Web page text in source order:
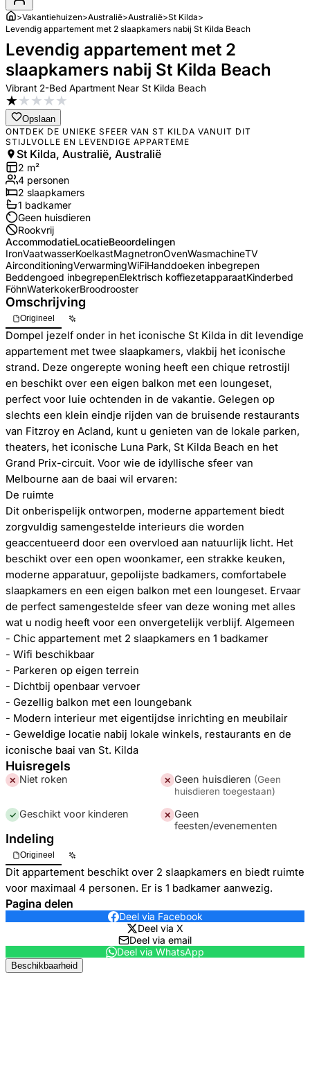
>Vakantiehuizen>Australië>Australië>St Kilda>
Levendig appartement met 2 slaapkamers nabij St Kilda Beach
Levendig appartement met 2
slaapkamers nabij St Kilda Beach
Vibrant 2-Bed Apartment Near St Kilda Beach
★★★★★
Opslaan
ONTDEK DE UNIEKE SFEER VAN ST KILDA VANUIT DIT
STIJLVOLLE EN LEVENDIGE APPARTEME
St Kilda, Australië, Australië
2 m²
4 personen
2 slaapkamers
1 badkamer
Geen huisdieren
Rookvrij
AccommodatieLocatieBeoordelingen
IronVaatwasserKoelkastMagnetronOvenWasmachineTV
AirconditioningVerwarmingWiFiHanddoeken inbegrepen
Beddengoed inbegrepenElektrisch koffiezetapparaatKinderbed
FöhnWaterkokerBroodrooster
Omschrijving
Origineel
Dompel jezelf onder in het iconische St Kilda in dit levendige
appartement met twee slaapkamers, vlakbij het iconische
strand. Deze ongerepte woning heeft een chique retrostijl
en beschikt over een eigen balkon met een loungeset,
perfect voor luie ochtenden in de vakantie. Gelegen op
slechts een klein eindje rijden van de bruisende restaurants
van Fitzroy en Acland, kunt u genieten van de lokale parken,
theaters, het iconische Luna Park, St Kilda Beach en het
Grand Prix-circuit. Voor wie de idyllische sfeer van
Melbourne aan de baai wil ervaren:
De ruimte
Dit onberispelijk ontworpen, moderne appartement biedt
zorgvuldig samengestelde interieurs die worden
geaccentueerd door een overvloed aan natuurlijk licht. Het
beschikt over een open woonkamer, een strakke keuken,
moderne apparatuur, gepolijste badkamers, comfortabele
slaapkamers en een eigen balkon met een loungeset. Ervaar
de perfect samengestelde sfeer van deze woning met alles
wat u nodig heeft voor een onvergetelijk verblijf. Algemeen
- Chic appartement met 2 slaapkamers en 1 badkamer
- Wifi beschikbaar
- Parkeren op eigen terrein
- Dichtbij openbaar vervoer
- Gezellig balkon met een loungebank
- Modern interieur met eigentijdse inrichting en meubilair
- Geweldige locatie nabij lokale winkels, restaurants en de
iconische baai van St. Kilda
Huisregels
✕ Niet roken ✕ Geen huisdieren (Geen
huisdieren toegestaan)
✓ Geschikt voor kinderen ✕ Geen
feesten/evenementen
Indeling
Origineel
Dit appartement beschikt over 2 slaapkamers en biedt ruimte
voor maximaal 4 personen. Er is 1 badkamer aanwezig.
Pagina delen
Deel via Facebook
Deel via X
Deel via email
Deel via WhatsApp
Beschikbaarheid